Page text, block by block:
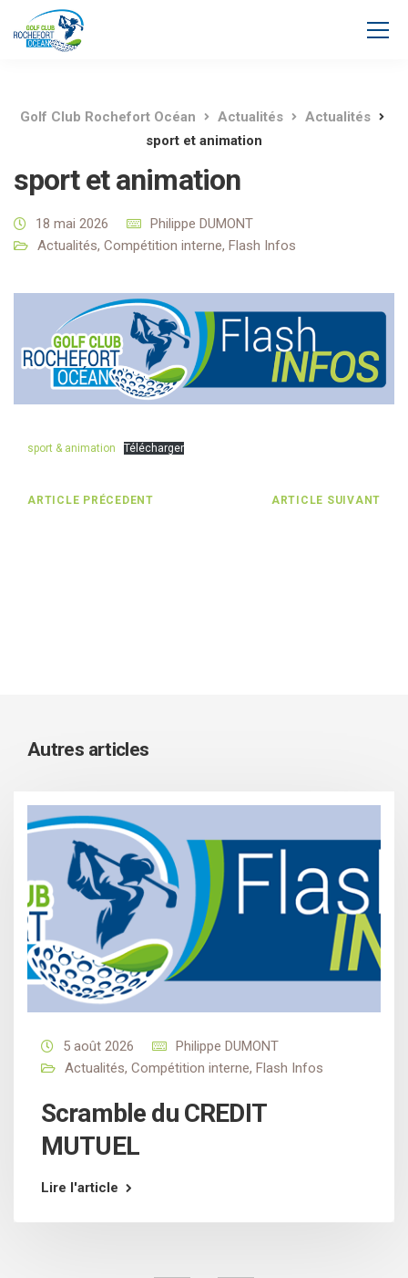
Golf Club Rochefort Océan Actualités
Actualités
sport et animation
sport et animation
18 mai 2026
Philippe DUMONT
Actualités, Compétition interne, Flash Infos
sport & animation Télécharger
ARTICLE PRÉCEDENT ARTICLE SUIVANT
Autres articles
5 août 2026
Philippe DUMONT
Actualités, Compétition interne, Flash Infos
Scramble du CREDIT
MUTUEL
Lire l'article